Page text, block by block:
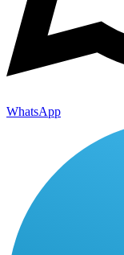
WhatsApp